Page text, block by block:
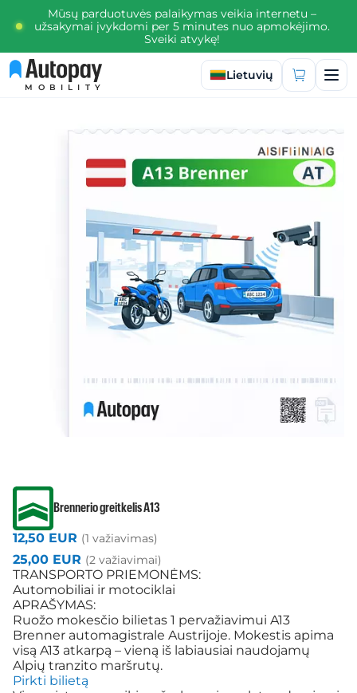
Mūsų parduotuvės palaikymas veikia internetu –
užsakymai įvykdomi per 5 minutes nuo apmokėjimo.
Sveiki atvykę!
MOBILITY
Pasirinkti kalbą
Lietuvių
Brennerio greitkelis A13
12,50 EUR (1 važiavimas)
25,00 EUR (2 važiavimai)
TRANSPORTO PRIEMONĖMS:
Automobiliai ir motociklai
APRAŠYMAS:
Ruožo mokesčio bilietas 1 pervažiavimui A13
Brenner automagistrale Austrijoje. Mokestis apima
visą A13 atkarpą – vieną iš labiausiai naudojamų
Alpių tranzito maršrutų.
Pirkti bilietą